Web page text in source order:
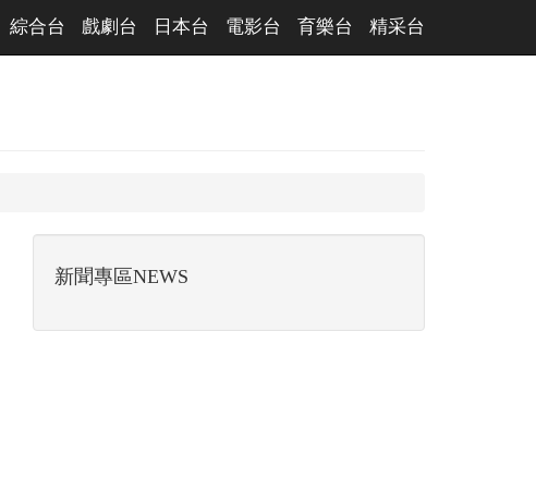
綜合台 戲劇台 日本台 電影台 育樂台 精采台
新聞專區NEWS